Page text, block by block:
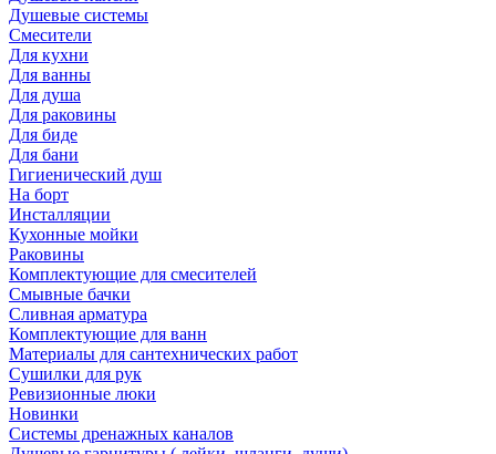
Душевые системы
Смесители
Для кухни
Для ванны
Для душа
Для раковины
Для биде
Для бани
Гигиенический душ
На борт
Инсталляции
Кухонные мойки
Раковины
Комплектующие для смесителей
Смывные бачки
Сливная арматура
Комплектующие для ванн
Материалы для сантехнических работ
Сушилки для рук
Ревизионные люки
Новинки
Системы дренажных каналов